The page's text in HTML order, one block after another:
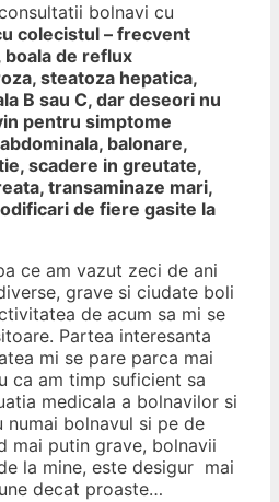
bolnavi cu
colecistul – frecvent
de reflux
steatoza hepatica,
B sau C, dar deseori nu
pentru simptome
balonare,
scadere in greutate,
transaminaze mari,
de fiere gasite la
ce am vazut zeci de ani
grave si ciudate boli
de acum sa mi se
Partea interesanta
mi se pare parca mai
ca am timp suficient sa
medicala a bolnavilor si
numai bolnavul si pe de
mai putin grave, bolnavii
la mine, este desigur mai
decat proaste…